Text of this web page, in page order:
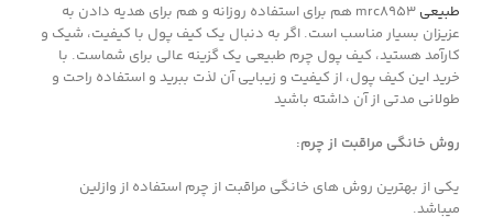
طبیعی
mrc8953 هم برای استفاده روزانه و هم برای هدیه دادن به
عزیزان بسیار مناسب است. اگر به دنبال یک کیف پول با کیفیت، شیک و
کارآمد هستید، کیف پول چرم طبیعی یک گزینه عالی برای شماست. با
خرید این کیف پول، از کیفیت و زیبایی آن لذت ببرید و استفاده راحت و
طولانی مدتی از آن داشته باشید
روش خانگی مراقبت از چرم:
یکی از بهترین روش های خانگی مراقبت از چرم استفاده از وازلین
میباشد.